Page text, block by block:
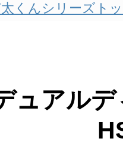
くんシリーズト
ュアル